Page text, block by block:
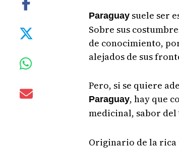
Paraguaysuele ser
Sobre sus
de conocimiento,
alejados de sus
Pero, si se quiere
Paraguay, hay que
medicinal, sabor del
Originario de la